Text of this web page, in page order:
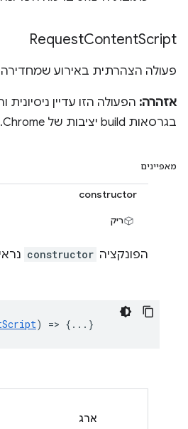
RequestContentScript
פעולה הצהרתית באירוע
אזהרה: הפעולה הזו עדיין
בגרסאות build יציבות של Chrome.
מאפיינים
constructor
ריק
הפונקציה constructor
) => {...}
ארג